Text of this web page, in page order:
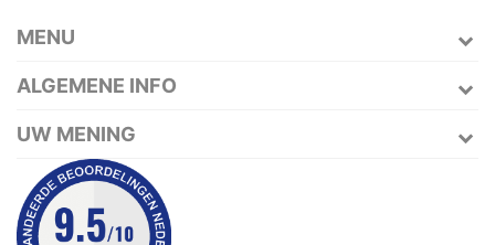
MENU
ALGEMENE INFO
UW MENING